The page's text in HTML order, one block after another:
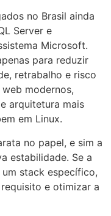
no Brasil ainda
Server e
Microsoft.
para reduzir
retrabalho e risco
modernos,
arquitetura mais
em Linux.
no papel, e sim a
estabilidade. Se a
stack específico,
e otimizar a